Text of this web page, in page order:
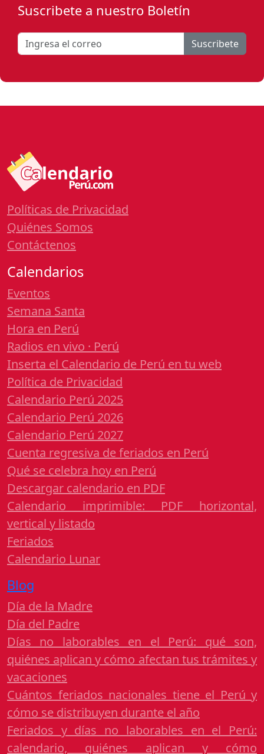
Suscribete a nuestro Boletín
Suscribete
Políticas de Privacidad
Quiénes Somos
Contáctenos
Calendarios
Eventos
Semana Santa
Hora en Perú
Radios en vivo · Perú
Inserta el Calendario de Perú en tu web
Política de Privacidad
Calendario Perú 2025
Calendario Perú 2026
Calendario Perú 2027
Cuenta regresiva de feriados en Perú
Qué se celebra hoy en Perú
Descargar calendario en PDF
Calendario imprimible: PDF horizontal,
vertical y listado
Feriados
Calendario Lunar
Blog
Día de la Madre
Día del Padre
Días no laborables en el Perú: qué son,
quiénes aplican y cómo afectan tus trámites y
vacaciones
Cuántos feriados nacionales tiene el Perú y
cómo se distribuyen durante el año
Feriados y días no laborables en el Perú:
calendario, quiénes aplican y cómo